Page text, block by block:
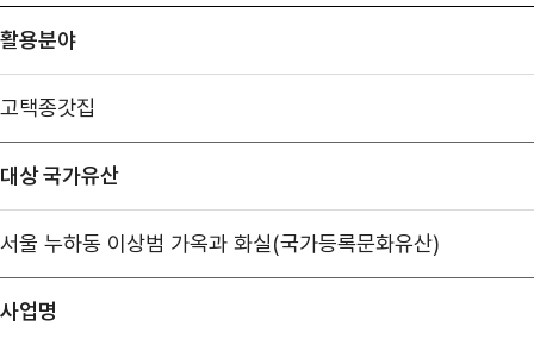
활용분야
고택종갓집
대상 국가유산
서울 누하동 이상범 가옥과 화실(국가등록문화유산)
사업명